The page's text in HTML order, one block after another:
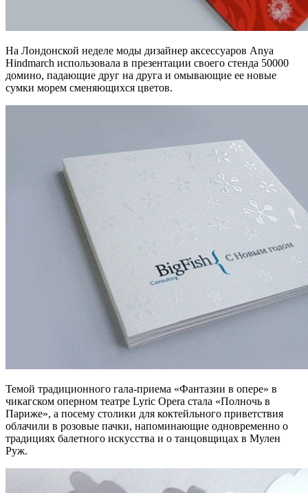
На Лондонской неделе моды дизайнер аксессуаров Anya
Hindmarch использовала в презентации своего стенда 50000
домино, падающие друг на друга и омывающие ее новые
сумки морем сменяющихся цветов.
Темой традиционного гала-приема «Фантазии в опере» в
чикагском оперном театре Lyric Opera стала «Полночь в
Париже», а посему столики для коктейльного приветствия
облачили в розовые пачки, напоминающие одновременно о
традициях балетного искусства и о танцовщицах в Мулен
Руж.